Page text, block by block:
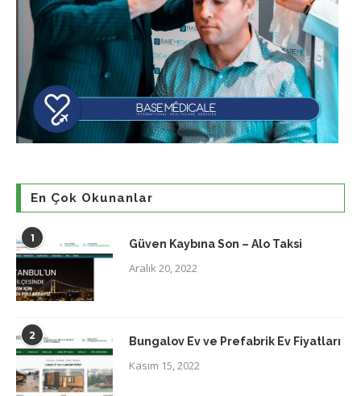
En Çok Okunanlar
1 Güven Kaybına Son – Alo Taksi
Aralık 20, 2022
2 Bungalov Ev ve Prefabrik Ev Fiyatları
Kasım 15, 2022